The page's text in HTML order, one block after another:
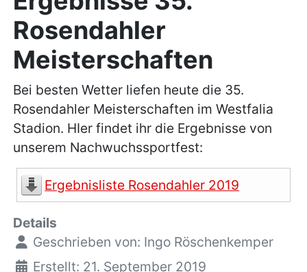
Rosendahler
Meisterschaften
Bei besten Wetter liefen heute die 35.
Rosendahler Meisterschaften im Westfalia
Stadion. HIer findet ihr die Ergebnisse von
unserem Nachwuchssportfest:
Ergebnisliste Rosendahler 2019
Details
Geschrieben von: Ingo Röschenkemper
Erstellt: 21. September 2019